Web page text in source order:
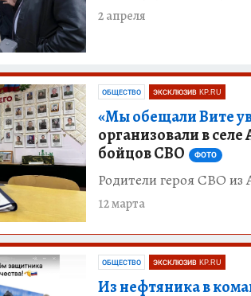
2 апреля
ОБЩЕСТВО ЭКСКЛЮЗИВ KP.RU
«Мы обещали Вите
организовали в
бойцов СВО
ФОТО
Родители героя СВО из
12 марта
ОБЩЕСТВО ЭКСКЛЮЗИВ KP.RU
Из нефтяника в